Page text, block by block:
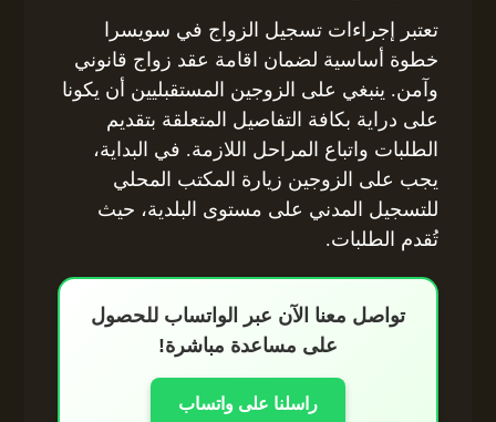
تعتبر إجراءات تسجيل الزواج في سويسرا
خطوة أساسية لضمان اقامة عقد زواج قانوني
وآمن. ينبغي على الزوجين المستقبليين أن يكونا
على دراية بكافة التفاصيل المتعلقة بتقديم
الطلبات واتباع المراحل اللازمة. في البداية،
يجب على الزوجين زيارة المكتب المحلي
للتسجيل المدني على مستوى البلدية، حيث
تُقدم الطلبات.
تواصل معنا الآن عبر الواتساب للحصول
على مساعدة مباشرة!
راسلنا على واتساب